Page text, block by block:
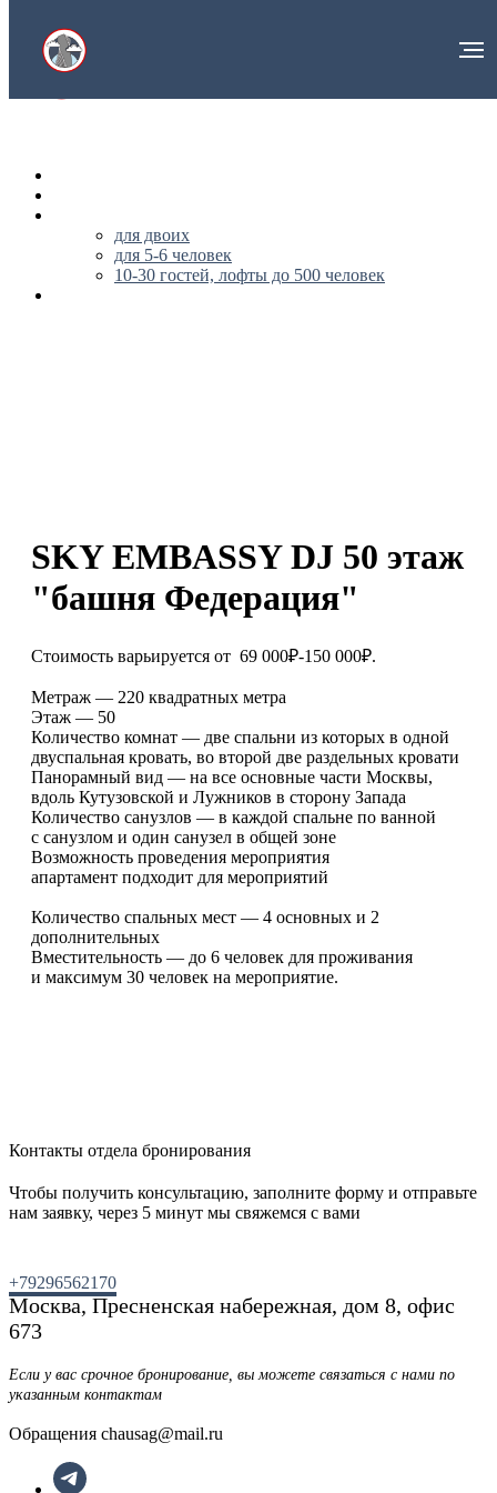
для двоих
для 5-6 человек
10-30 гостей, лофты до 500 человек
SKY EMBASSY DJ 50 этаж
"башня Федерация"
Стоимость варьируется от 69 000₽-150 000₽.
Метраж — 220 квадратных метра
Этаж — 50
Количество комнат — две спальни из которых в одной
двуспальная кровать, во второй две раздельных кровати
Панорамный вид — на все основные части Москвы,
вдоль Кутузовской и Лужников в сторону Запада
Количество санузлов — в каждой спальне по ванной
с санузлом и один санузел в общей зоне
Возможность проведения мероприятия
апартамент подходит для мероприятий
Количество спальных мест — 4 основных и 2
дополнительных
Вместительность — до 6 человек для проживания
и максимум 30 человек на мероприятие.
Контакты отдела бронирования
Чтобы получить консультацию, заполните форму и отправьте
нам заявку, через 5 минут мы свяжемся с вами
+79296562170
Москва, Пресненская набережная, дом 8, офис
673
Если у вас срочное бронирование, вы можете связаться с нами по
указанным контактам
Обращения chausag@mail.ru